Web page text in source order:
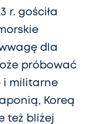
r. gościła
dla
próbować
i militarne
Koreą
też bliżej